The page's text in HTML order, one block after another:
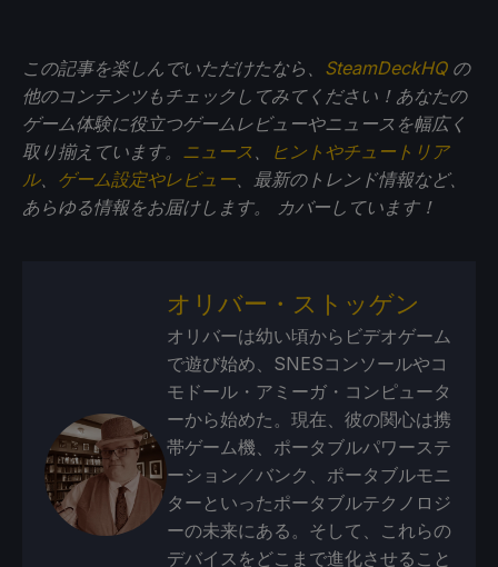
この記事を楽しんでいただけたなら、 SteamDeckHQの
他のコンテンツもチェックしてみてください！あなたの
ゲーム体験に役立つゲームレビューやニュースを幅広く
取り揃えています。 ニュース
ヒントやチュートリア
ル、 ゲーム設定やレビュー 、最新のトレンド情報など、
あらゆる情報をお届けします。
カバーしています！
オリバー・ストッゲン
オリバーは幼い頃からビデオゲーム
で遊び始め、SNESコンソールやコ
モドール・アミーガ・コンピュータ
ーから始めた。現在、彼の関心は携
帯ゲーム機、ポータブルパワーステ
ーション／バンク、ポータブルモニ
ターといったポータブルテクノロジ
ーの未来にある。そして、これらの
デバイスをどこまで進化させること